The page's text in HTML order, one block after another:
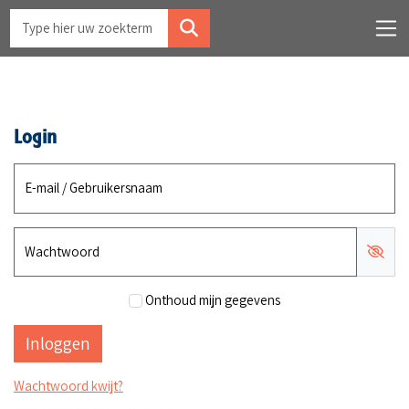
Login
E-mail / Gebruikersnaam
Wachtwoord
Onthoud mijn gegevens
Wachtwoord kwijt?